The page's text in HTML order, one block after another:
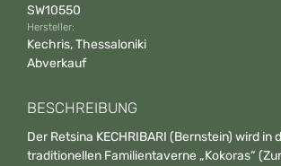
SW10550
Hersteller:
Kechris, Thessaloniki
Abverkauf
BESCHREIBUNG
Der Retsina KECHRIBARI (Bernstein) wird in
traditionellen Familientaverne „Kokoras“